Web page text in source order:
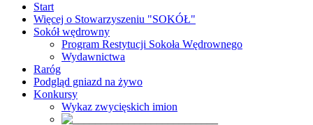
Start
Więcej o Stowarzyszeniu "SOKÓŁ"
Sokół wędrowny
Program Restytucji Sokoła Wędrownego
Wydawnictwa
Raróg
Podgląd gniazd na żywo
Konkursy
Wykaz zwycięskich imion